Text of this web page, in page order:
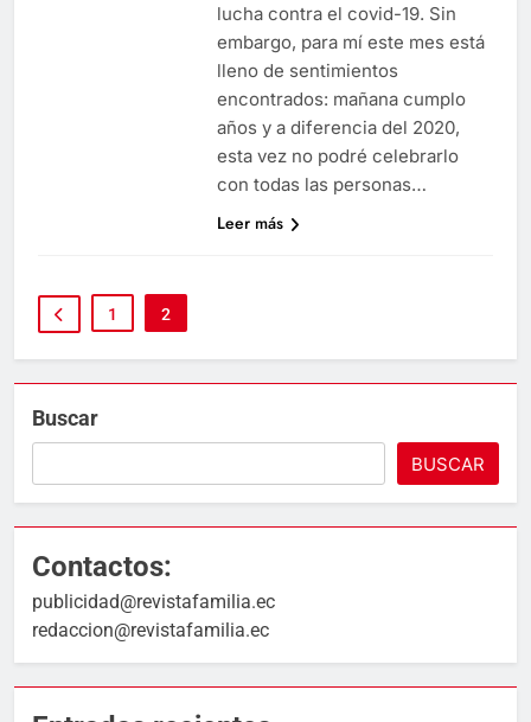
lucha contra el covid-19. Sin
embargo, para mí este mes está
lleno de sentimientos
encontrados: mañana cumplo
años y a diferencia del 2020,
esta vez no podré celebrarlo
con todas las personas…
Leer más
1 2
Buscar
BUSCAR
Contactos:
publicidad@revistafamilia.ec
redaccion@revistafamilia.ec